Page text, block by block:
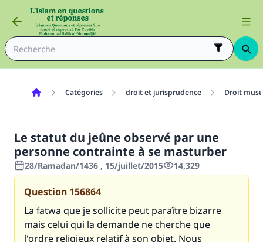
Catégories droit et jurisprudence Droit
Le statut du jeûne observé par une
personne contrainte à se masturber
28/Ramadan/1436 , 15/juillet/2015 14,329
Question 156864
La fatwa que je sollicite peut paraître bizarre
mais celui qui la demande ne cherche que
l'ordre religieux relatif à son objet. Nous